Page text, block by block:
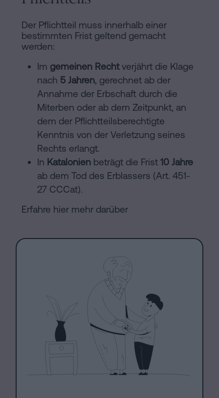
Der Pflichtteil muss innerhalb einer
bestimmten Frist geltend gemacht
werden:
Im gemeinen Rechtverjährt die Klage
nach 5 Jahren, gerechnet ab der
Annahme der Erbschaft durch die
Miterben oder ab dem Zeitpunkt, an
dem der Pflichtteilsberechtigte
Kenntnis von der Verletzung seines
Rechts erlangt.
In Katalonien beträgt die Frist 10 Jahre
ab dem Tod des Erblassers (Art. 451-
27 CCCat).
Erfahre hier mehr darüber